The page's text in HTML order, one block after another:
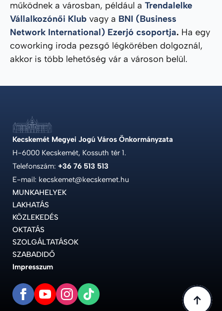
működnek a városban, például a Trendalelke
Vállalkozónői Klub vagy a BNI (Business
Network International) Ezerjó csoportja. Ha egy
coworking iroda pezsgő légkörében dolgoznál,
akkor is több lehetőség vár a városon belül.
Kecskemét Megyei Jogú Város Önkormányzata
H-6000 Kecskemét, Kossuth tér 1.
Telefonszám: +36 76 513 513
E-mail: kecskemet@kecskemet.hu
MUNKAHELYEK
LAKHATÁS
KÖZLEKEDÉS
OKTATÁS
SZOLGÁLTATÁSOK
SZABADIDŐ
Impresszum